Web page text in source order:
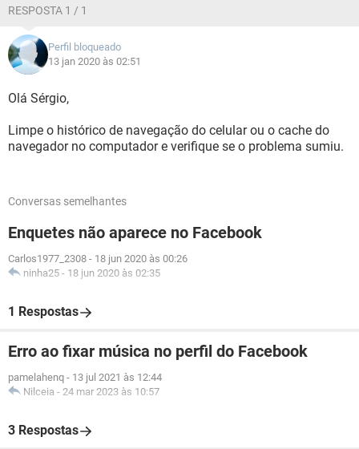
RESPOSTA 1 / 1
Perfil bloqueado
13 jan 2020 às 02:51
Olá Sérgio,
Limpe o histórico de navegação do celular ou o cache do
navegador no computador e verifique se o problema sumiu.
Conversas semelhantes
Enquetes não aparece no Facebook
Carlos1977_2308 - 18 jun 2020 às 00:26
ninha25 - 18 jun 2020 às 02:35
1 Respostas
Erro ao fixar música no perfil do Facebook
pamelahenq - 13 jul 2021 às 12:44
Nilceia - 24 mar 2023 às 10:57
3 Respostas